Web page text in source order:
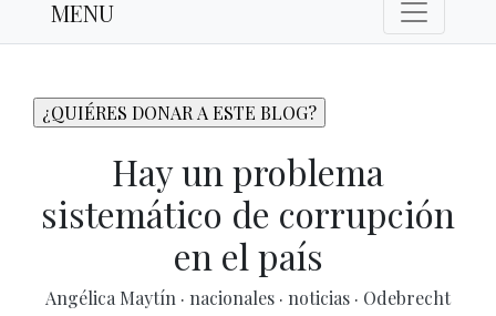
MENU
Hay un problema
sistemático de corrupción
en el país
Angélica Maytín · nacionales · noticias · Odebrecht